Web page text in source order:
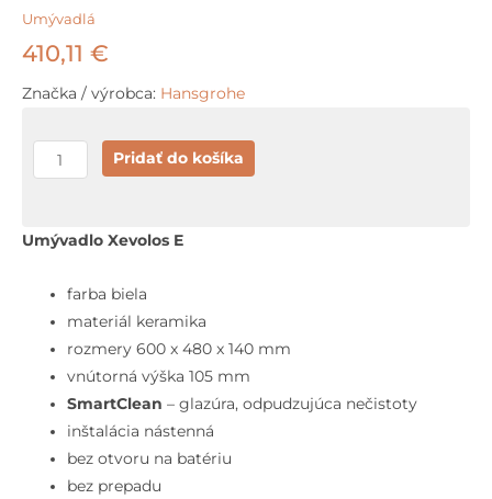
Umývadlá
410,11 €
Značka / výrobca: Hansgrohe
množstvo
Hansgrohe
E
60x48
cm,
bez
prepadu,
bez
otvoru
batériu,
Pridať do košíka
Umývadlo Xevolos E
farba biela
materiál keramika
rozmery 600 x 480 x 140 mm
vnútorná výška 105 mm
SmartClean – glazúra, odpudzujúca nečistoty
inštalácia nástenná
bez otvoru na batériu
bez prepadu